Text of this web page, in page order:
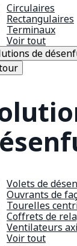
Circulaires
Rectangulaires
Terminaux
Voir tout
de
Volets de
Ouvrants de
Tourelles
Coffrets de
Ventilateurs
Voir tout